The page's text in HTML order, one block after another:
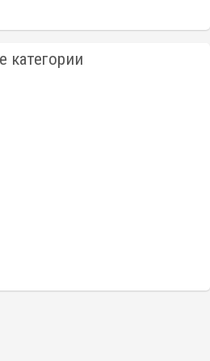
категории